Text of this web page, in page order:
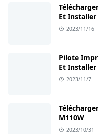
Et
2023/11/16
Pilote
Et
2023/11/7
M110W
2023/10/31